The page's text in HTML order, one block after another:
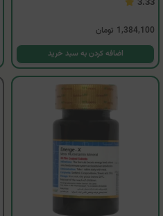
3.33
1,384,100 تومان
اضافه کردن به سبد خرید